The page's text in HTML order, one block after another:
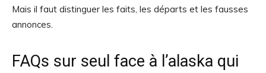
Mais il faut distinguer les faits, les départs et les fausses
annonces.
FAQs sur seul face à l’alaska qui